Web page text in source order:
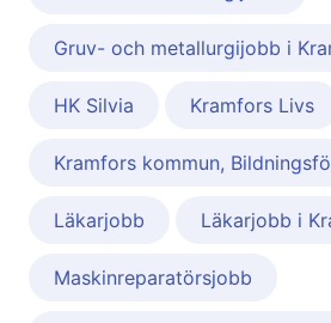
Gruv- och metallurgijobb i
HK Silvia Kramfors Livs
Kramfors kommun,
Läkarjobb Läkarjobb i
Maskinreparatörsjobb